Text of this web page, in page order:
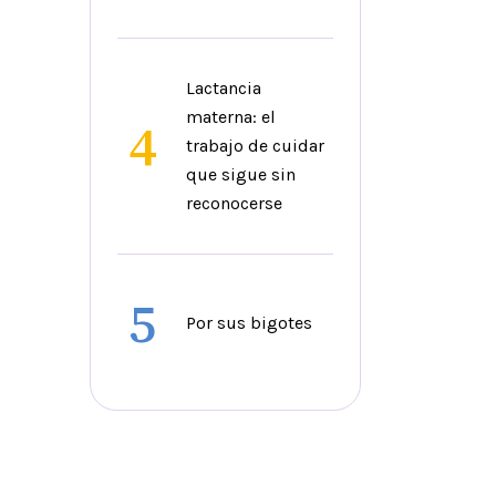
4
Lactancia
materna: el
trabajo de cuidar
que sigue sin
reconocerse
5 Por sus bigotes